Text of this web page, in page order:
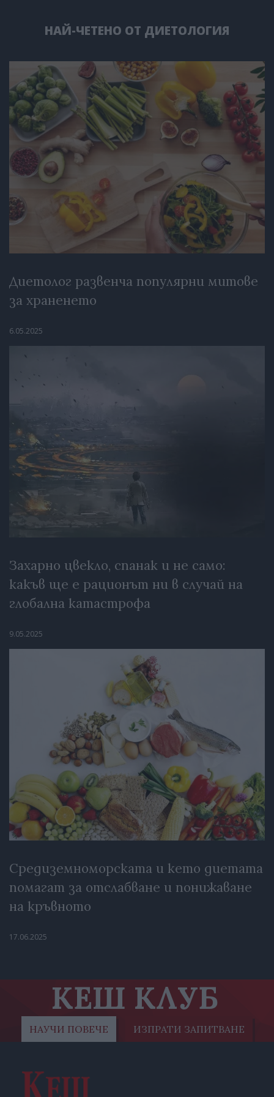
НАЙ-ЧЕТЕНО ОТ ДИЕТОЛОГИЯ
Диетолог развенча популярни митове
за храненето
6.05.2025
Захарно цвекло, спанак и не само:
какъв ще е рационът ни в случай на
глобална катастрофа
9.05.2025
Средиземноморската и кето диетата
помагат за отслабване и понижаване
на кръвното
17.06.2025
КЕШ КЛУБ
НАУЧИ ПОВЕЧЕ ИЗПРАТИ ЗАПИТВАНЕ